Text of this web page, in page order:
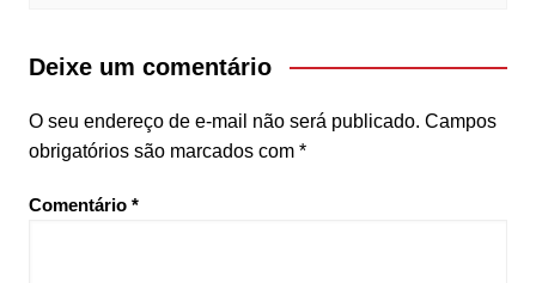
Deixe um comentário
O seu endereço de e-mail não será publicado. Campos
obrigatórios são marcados com *
Comentário *